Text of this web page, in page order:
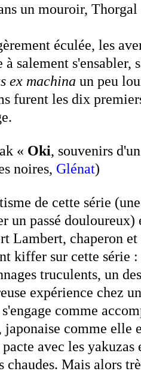
un mouroir,
éculée, les
à salement s'ensabler,
ex machina un peu
furent les dix
« Oki, souvenirs
noires, Glénat)
de cette série
un passé douloureux)
Lambert, chaperon et
kiffer sur cette série
truculents, un
expérience chez
comme
japonaise comme elle
avec les
chaudes. Mais alors